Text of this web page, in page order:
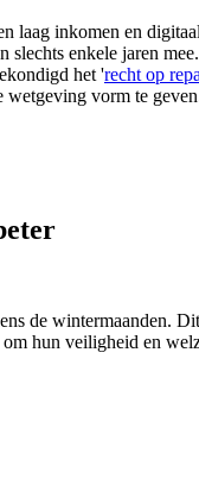
inkomen en
enkele jaren
het 'recht op
vorm te
de wintermaanden.
hun veiligheid en